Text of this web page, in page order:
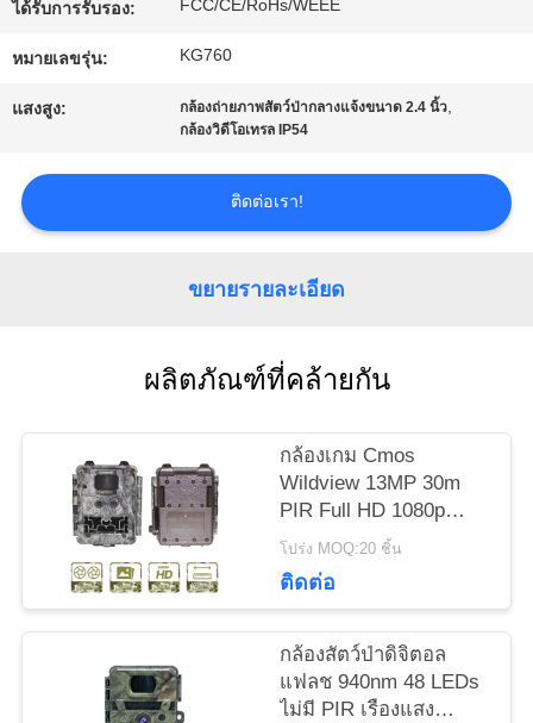
การ
ควบคุม
แผนผัง
เว็บไซต์
ได้รับการรับรอง: FCC/CE/RoHs/WEEE
หมายเลขรุ่น: KG760
แสงสูง: กล้องถ่ายภาพสัตว์ป่ากลางแจ้งขนาด 2.4 นิ้ว,
กล้องวิดีโอเทรล IP54
ติดต่อเรา!
ขยายรายละเอียด
ผลิตภัณฑ์ที่คล้ายกัน
กล้องเกม Cmos
Wildview 13MP 30m
PIR Full HD 1080p
30MP WEEE
โปร่ง MOQ:20 ชิ้น
ติดต่อ
กล้องสัตว์ป่าดิจิตอล
แฟลช 940nm 48 LEDs
ไม่มี PIR เรืองแสง